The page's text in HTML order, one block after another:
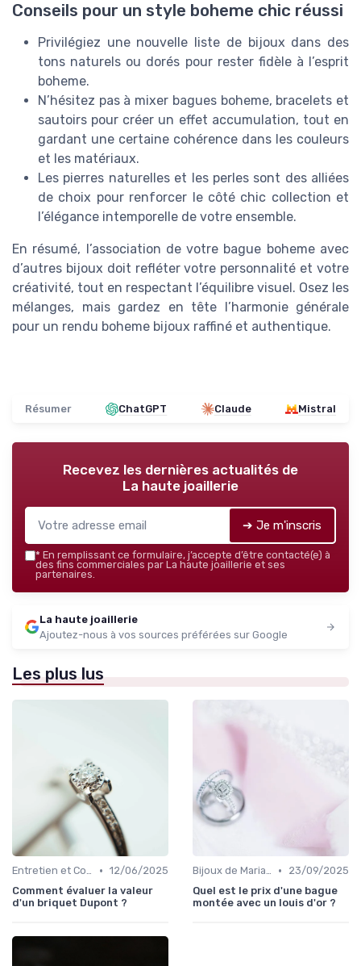
Conseils pour un style boheme chic réussi
Privilégiez une nouvelle liste de bijoux dans des
tons naturels ou dorés pour rester fidèle à l’esprit
boheme.
N’hésitez pas à mixer bagues boheme, bracelets et
sautoirs pour créer un effet accumulation, tout en
gardant une certaine cohérence dans les couleurs
et les matériaux.
Les pierres naturelles et les perles sont des alliées
de choix pour renforcer le côté chic collection et
l’élégance intemporelle de votre ensemble.
En résumé, l’association de votre bague boheme avec
d’autres bijoux doit refléter votre personnalité et votre
créativité, tout en respectant l’équilibre visuel. Osez les
mélanges, mais gardez en tête l’harmonie générale
pour un rendu boheme bijoux raffiné et authentique.
Résumer ChatGPT Claude Mistral
Recevez les dernières actualités de
La haute joaillerie
➔ Je m'inscris
* En remplissant ce formulaire, j’accepte d’être contacté(e) à
des fins commerciales par La haute joaillerie et ses
partenaires.
La haute joaillerie
Ajoutez-nous à vos sources préférées sur Google
Les plus lus
Entretien et Conservation des Bijoux • 12/06/2025
Comment évaluer la valeur
d'un briquet Dupont ?
Bijoux de Mariage et de Fiançailles •
23/09/2025
Quel est le prix d'une bague
montée avec un louis d'or ?